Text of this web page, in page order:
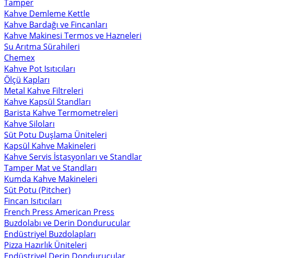
Tamper
Kahve Demleme Kettle
Kahve Bardağı ve Fincanları
Kahve Makinesi Termos ve Hazneleri
Su Arıtma Sürahileri
Chemex
Kahve Pot Isıtıcıları
Ölçü Kapları
Metal Kahve Filtreleri
Kahve Kapsül Standları
Barista Kahve Termometreleri
Kahve Siloları
Süt Potu Duşlama Üniteleri
Kapsül Kahve Makineleri
Kahve Servis İstasyonları ve Standlar
Tamper Mat ve Standları
Kumda Kahve Makineleri
Süt Potu (Pitcher)
Fincan Isıtıcıları
French Press American Press
Buzdolabı ve Derin Dondurucular
Endüstriyel Buzdolapları
Pizza Hazırlık Üniteleri